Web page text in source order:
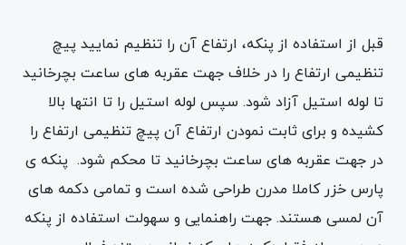
قبل از استفاده از پنکه، ارتفاع آن را تنظیم نمایید پیچ
تنظیمی ارتفاع را در خلاف جهت عقربه های ساعت بچرخانید
تا لوله استیل آزاد شود. سپس لوله استیل را تا انتها بالا
کشیده و برای ثابت نمودن ارتفاع آن پیچ تنظیمی ارتفاع را
در جهت عقربه های ساعت بچرخانید تا محکم شود. پنکه ی
پارس خزر کاملا مدرن طراحی شده است و تمامی دکمه های
آن لمسی هستند. جهت راهنمایی و سهولت استفاده از پنکه